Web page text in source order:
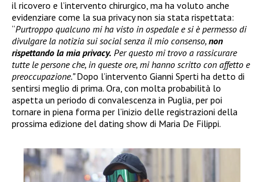
il ricovero e l’intervento chirurgico, ma ha voluto anche
evidenziare come la sua privacy non sia stata rispettata:
“Purtroppo qualcuno mi ha visto in ospedale e si è permesso di
divulgare la notizia sui social senza il mio consenso, non
rispettando la mia privacy. Per questo mi trovo a rassicurare
tutte le persone che, in queste ore, mi hanno scritto con affetto e
preoccupazione.”Dopo l’intervento Gianni Sperti ha detto di
sentirsi meglio di prima. Ora, con molta probabilità lo
aspetta un periodo di convalescenza in Puglia, per poi
tornare in piena forma per l’inizio delle registrazioni della
prossima edizione del dating show di Maria De Filippi.